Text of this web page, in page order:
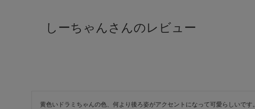
しーちゃんさんのレビュー
黄色いドラミちゃんの色、何より後ろ姿がアクセントになって可愛らしいです。